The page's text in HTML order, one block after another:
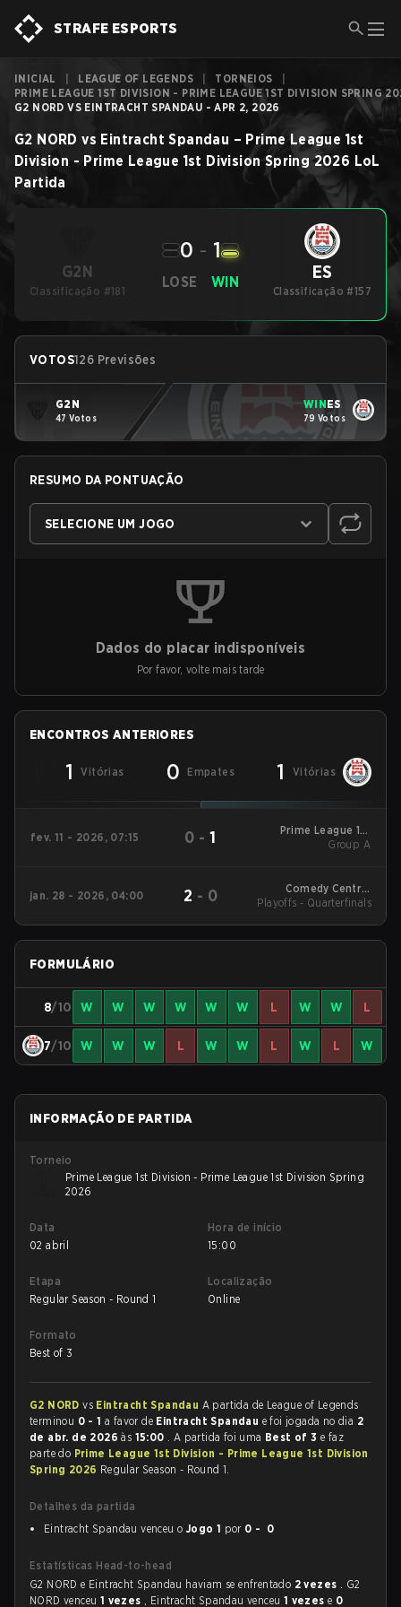
STRAFE ESPORTS
INICIAL LEAGUE OF LEGENDS TORNEIOS
PRIME LEAGUE 1ST DIVISION - PRIME LEAGUE 1ST DIVISION SPRING
G2 NORD VS EINTRACHT SPANDAU - APR 2, 2026
G2 NORD vs Eintracht Spandau – Prime League 1st
Division - Prime League 1st Division Spring 2026 LoL
Partida
G2N
Classificação #181
LOSE
0 - 1
WIN ES
Classificação #157
VOTOS126 Previsões
G2N
47 Votos
WINES
79 Votos
RESUMO DA PONTUAÇÃO
SELECIONE UM JOGO
Dados do placar indisponíveis
Por favor, volte mais tarde
ENCONTROS ANTERIORES
1 Vitórias 0 Empates 1 Vitórias
fev. 11 - 2026, 07:15 0 -1
Prime League 1st
Division Winter 2026
Group A
jan. 28 - 2026, 04:00 2 - 0
Comedy Central
Winter Snowdown -
Playoffs - Quarterfinals
FORMULÁRIO
8/10 W W W W W W L W W L
7/10 W W W L W W L W L W
INFORMAÇÃO DE PARTIDA
Torneio
Prime League 1st Division - Prime League 1st Division Spring
2026
Data
02 abril
Hora de início
15:00
Etapa
Regular Season - Round 1
Localização
Online
Formato
Best of 3
G2 NORDvs Eintracht Spandau A partida de League of Legends
terminou 0 - 1 a favor de Eintracht Spandau e foi jogada no dia 2
de abr. de 2026às 15:00 . A partida foi uma Best of 3e faz
parte do Prime League 1st Division - Prime League 1st Division
Spring 2026 Regular Season - Round 1.
Detalhes da partida
Eintracht Spandau venceu o Jogo 1 por 0 - 0
Estatísticas Head-to-head
G2 NORD e Eintracht Spandau haviam se enfrentado 2 vezes . G2
NORD venceu 1 vezes , Eintracht Spandau venceu 1 vezese 0